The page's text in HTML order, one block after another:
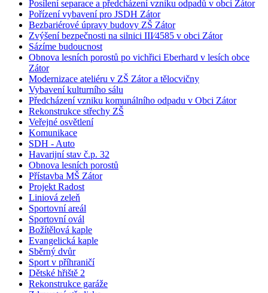
Posílení separace a předcházení vzniku odpadů v obci Zátor
Pořízení vybavení pro JSDH Zátor
Bezbariérové úpravy budovy ZŠ Zátor
Zvýšení bezpečnosti na silnici III⁄4585 v obci Zátor
Sázíme budoucnost
Obnova lesních porostů po vichřici Eberhard v lesích obce
Zátor
Modernizace ateliéru v ZŠ Zátor a tělocvičny
Vybavení kulturního sálu
Předcházení vzniku komunálního odpadu v Obci Zátor
Rekonstrukce střechy ZŠ
Veřejné osvětlení
Komunikace
SDH - Auto
Havarijní stav č.p. 32
Obnova lesních porostů
Přístavba MŠ Zátor
Projekt Radost
Liniová zeleň
Sportovní areál
Sportovní ovál
Božítělová kaple
Evangelická kaple
Sběrný dvůr
Sport v příhraničí
Dětské hřiště 2
Rekonstrukce garáže